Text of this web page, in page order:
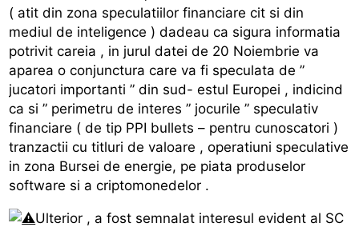
( atit din zona speculatiilor financiare cit si din
mediul de inteligence ) dadeau ca sigura informatia
potrivit careia , in jurul datei de 20 Noiembrie va
aparea o conjunctura care va fi speculata de ”
jucatori importanti ” din sud- estul Europei , indicind
ca si ” perimetru de interes ” jocurile ” speculativ
financiare ( de tip PPI bullets – pentru cunoscatori )
tranzactii cu titluri de valoare , operatiuni speculative
in zona Bursei de energie, pe piata produselor
software si a criptomonedelor .
Ulterior , a fost semnalat interesul evident al SC